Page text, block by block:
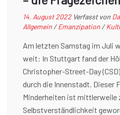
14. August 2022 Verfasst von
Allgemein /Emanzipation /
Am letzten Samstag im Juli
weit: In Stuttgart fand der
Christopher-Street-Day
durch die Innenstadt. Dieser
Minderheiten ist mittlerweile
Selbstverständlichkeit